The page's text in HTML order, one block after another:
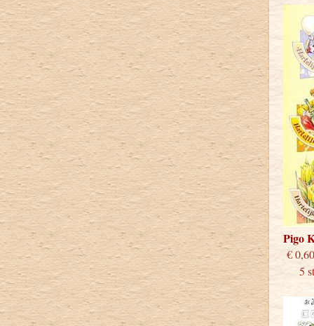
Pigo
5